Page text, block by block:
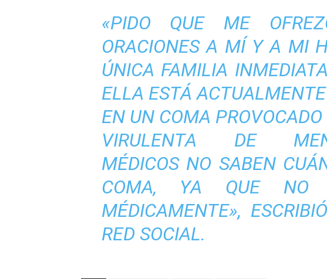
«PIDO QUE ME
ORACIONES A MÍ Y A MI
ÚNICA FAMILIA
ELLA ESTÁ
EN UN COMA
VIRULENTA DE
MÉDICOS NO SABEN
COMA, YA QUE NO
MÉDICAMENTE»,
RED SOCIAL.